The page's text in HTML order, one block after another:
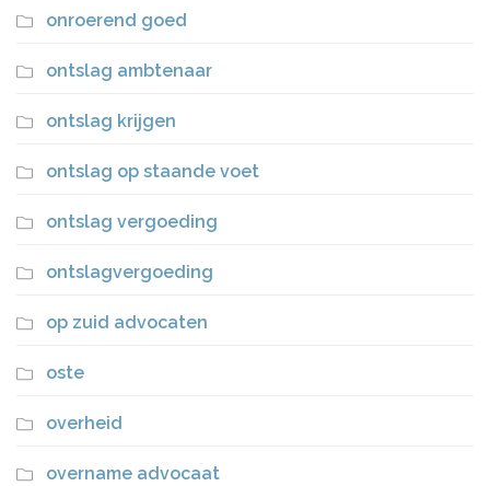
onroerend goed
ontslag ambtenaar
ontslag krijgen
ontslag op staande voet
ontslag vergoeding
ontslagvergoeding
op zuid advocaten
oste
overheid
overname advocaat